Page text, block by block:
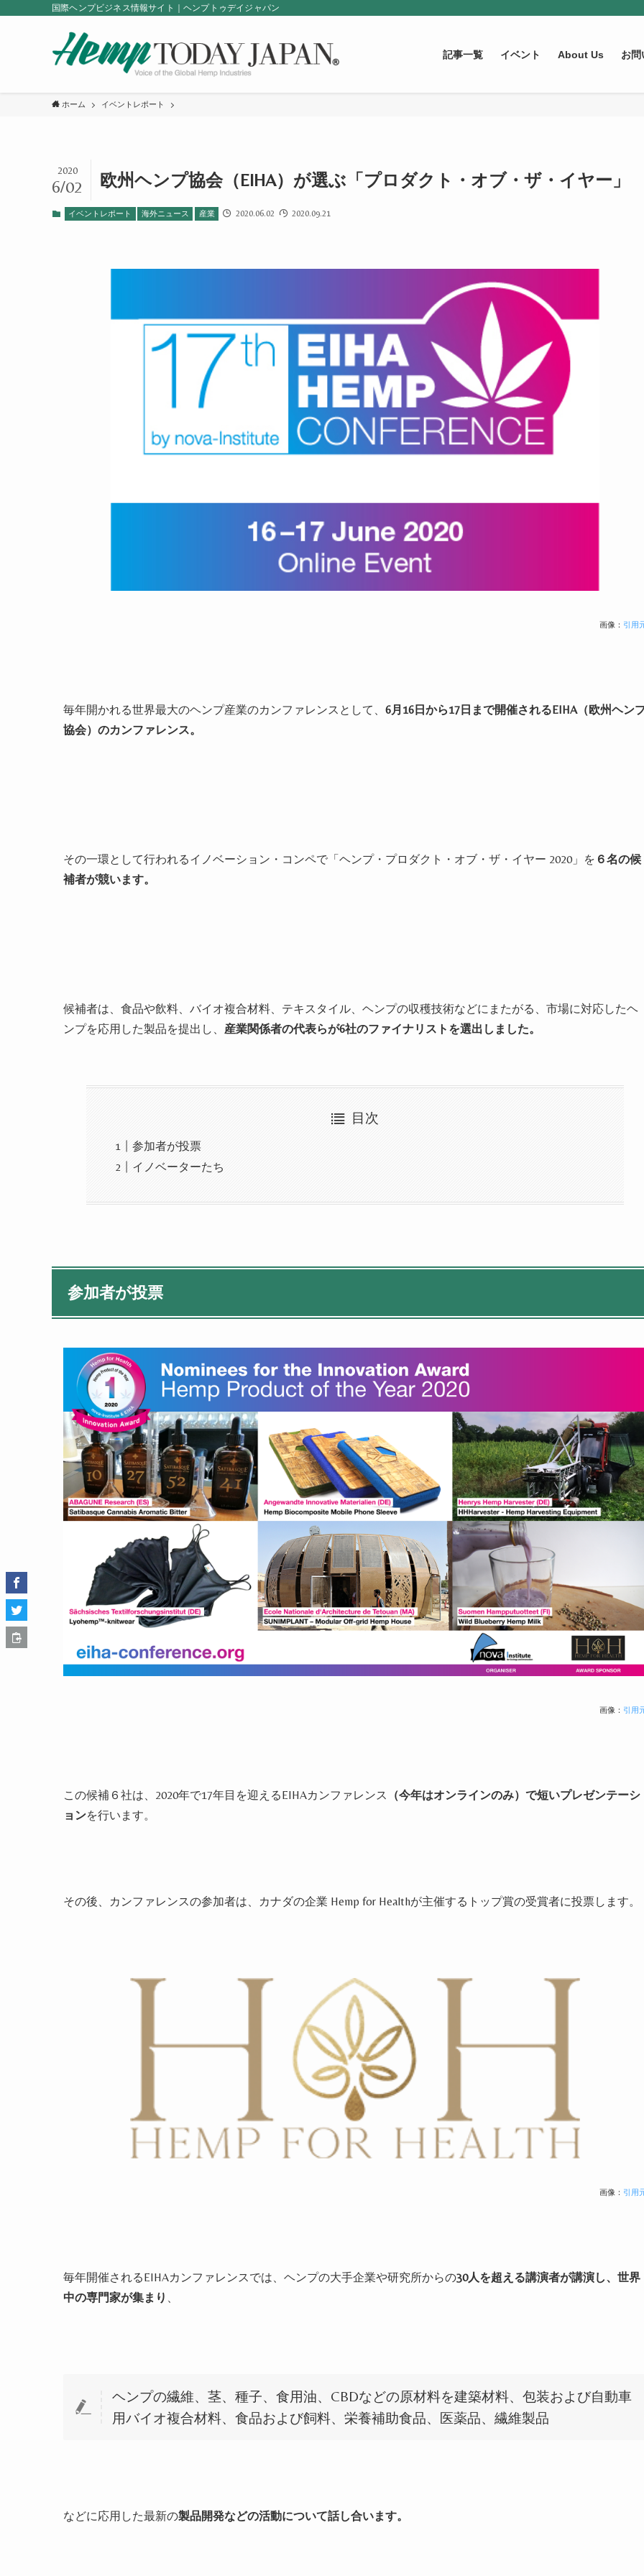
国際ヘンプビジネス情報サイト｜ヘンプトゥデイジャパン
記事一覧 イベント About Us お問
ホーム イベントレポート
欧州ヘンプ協会（EIHA）が選ぶ「プロダクト・オブ・ザ・イヤー」
2020
6/02
イベントレポート 海外ニュース 産業 2020.06.02 2020.09.21
画像： 引用
毎年開かれる世界最大のヘンプ産業のカンファレンスとして、 6月 16日から17日まで開催されるEIHA（欧州ヘン
協会）のカンファレンス。
その一環として行われるイノベーション・コンペで「ヘンプ・プロダクト・オブ・ザ・イヤー 2020 」を ６名の候
補者が競います。
候補者は、食品や飲料、バイオ複合材料、テキスタイル、ヘンプの収穫技術などにまたがる、市場に対応したヘ
ンプを応用した製品を提出し、 産業関係者の代表らが6社のファイナリストを選出しました。
目次
参加者が投票
イノベーターたち
参加者が投票
画像： 引用
この候補６社は、 2020年で17年目を迎えるEIHAカンファレンス
（今年はオンラインのみ）で短いプレゼンテーシ
ョンを行います。
その後、カンファレンスの参加者は、カナダの企業 Hemp for Healthが主催するトップ賞の受賞者に投票します。
画像： 引用
毎年開催されるEIHAカンファレンスでは、ヘンプの大手企業や研究所からの30人を超える講演者が講演し、世界
中の専門家が集まり
ヘンプの繊維、茎、種子、食用油、 CBDなどの原材料を建築材料、包装および自動車
用バイオ複合材料、食品および飼料、栄養補助食品、医薬品、繊維製品
などに応用した最新の製品開発などの活動について話し合います。